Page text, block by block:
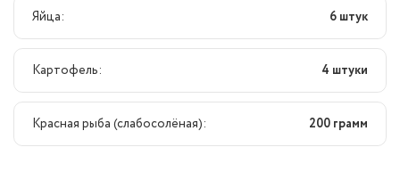
Яйца: 6 штук
Картофель: 4 штуки
Красная рыба (слабосолёная): 200 грамм